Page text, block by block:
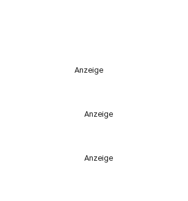
Anzeige
Anzeige
Anzeige